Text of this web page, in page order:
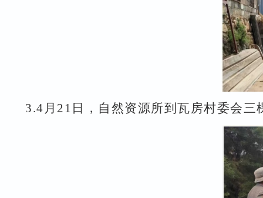
3.4 月 21 日，自然资源所到瓦房村委会